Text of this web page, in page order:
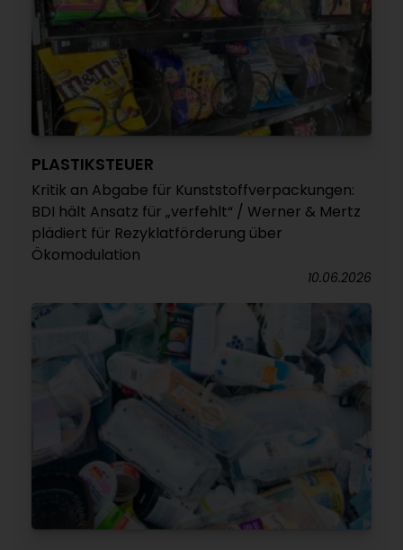
PLASTIKSTEUER
Kritik an Abgabe für Kunststoffverpackungen:
BDI hält Ansatz für „verfehlt“ / Werner & Mertz
plädiert für Rezyklatförderung über
Ökomodulation
10.06.2026